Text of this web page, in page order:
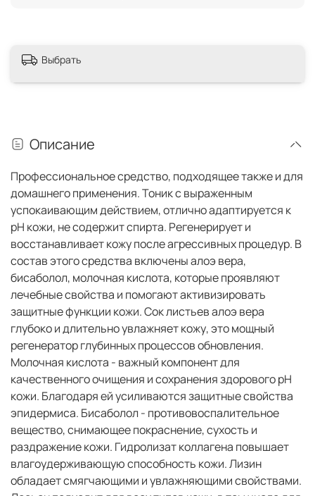
Выбрать
Описание
Профессиональное средство, подходящее также и для
домашнего применения. Тоник с выраженным
успокаивающим действием, отлично адаптируется к
pH кожи, не содержит спирта. Регенерирует и
восстанавливает кожу после агрессивных процедур. В
состав этого средства включены алоэ вера,
бисаболол, молочная кислота, которые проявляют
лечебные свойства и помогают активизировать
защитные функции кожи. Сок листьев алоэ вера
глубоко и длительно увлажняет кожу, это мощный
регенератор глубинных процессов обновления.
Молочная кислота - важный компонент для
качественного очищения и сохранения здорового рН
кожи. Благодаря ей усиливаются защитные свойства
эпидермиса. Бисаболол - противовоспалительное
вещество, снимающее покраснение, сухость и
раздражение кожи. Гидролизат коллагена повышает
влагоудерживающую способность кожи. Лизин
обладает смягчающими и увлажняющими свойствами.